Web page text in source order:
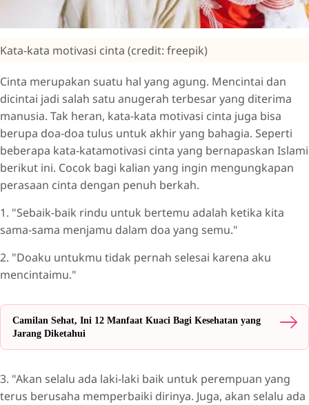
Kata-kata motivasi cinta (credit: freepik)
Cinta merupakan suatu hal yang agung. Mencintai dan
dicintai jadi salah satu anugerah terbesar yang diterima
manusia. Tak heran, kata-kata motivasi cinta juga bisa
berupa doa-doa tulus untuk akhir yang bahagia. Seperti
beberapa kata-katamotivasi cinta yang bernapaskan Islami
berikut ini. Cocok bagi kalian yang ingin mengungkapan
perasaan cinta dengan penuh berkah.
1. "Sebaik-baik rindu untuk bertemu adalah ketika kita
sama-sama menjamu dalam doa yang semu."
2. "Doaku untukmu tidak pernah selesai karena aku
mencintaimu."
Camilan Sehat, Ini 12 Manfaat Kuaci Bagi Kesehatan yang
Jarang Diketahui
3. "Akan selalu ada laki-laki baik untuk perempuan yang
terus berusaha memperbaiki dirinya. Juga, akan selalu ada